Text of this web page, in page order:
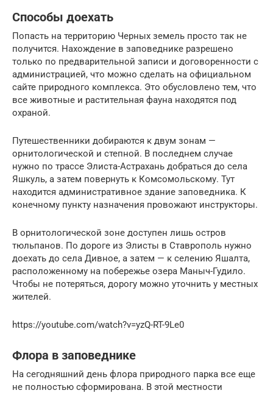
Способы доехать
Попасть на территорию Черных земель просто так не
получится. Нахождение в заповеднике разрешено
только по предварительной записи и договоренности с
администрацией, что можно сделать на официальном
сайте природного комплекса. Это обусловлено тем, что
все животные и растительная фауна находятся под
охраной.
Путешественники добираются к двум зонам —
орнитологической и степной. В последнем случае
нужно по трассе Элиста-Астрахань добраться до села
Яшкуль, а затем повернуть к Комсомольскому. Тут
находится административное здание заповедника. К
конечному пункту назначения провожают инструкторы.
В орнитологической зоне доступен лишь остров
тюльпанов. По дороге из Элисты в Ставрополь нужно
доехать до села Дивное, а затем — к селению Яшалта,
расположенному на побережье озера Маныч-Гудило.
Чтобы не потеряться, дорогу можно уточнить у местных
жителей.
https://youtube.com/watch?v=yzQ-RT-9Le0
Флора в заповеднике
На сегодняшний день флора природного парка все еще
не полностью сформирована. В этой местности